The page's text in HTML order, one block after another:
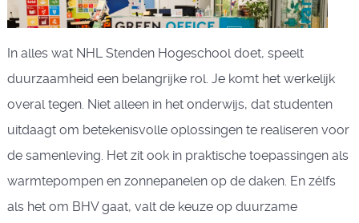
In alles wat NHL Stenden Hogeschool doet, speelt
duurzaamheid een belangrijke rol. Je komt het werkelijk
overal tegen. Niet alleen in het onderwijs, dat studenten
uitdaagt om betekenisvolle oplossingen te realiseren voor
de samenleving. Het zit ook in praktische toepassingen als
warmtepompen en zonnepanelen op de daken. En zélfs
als het om BHV gaat, valt de keuze op duurzame